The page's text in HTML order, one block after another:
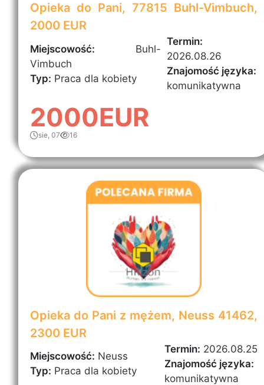
Opieka do Pani, 77815 Buhl-Vimbuch,
2000 EUR
Miejscowość:
Buhl-
Vimbuch
Typ: Praca dla kobiety
Termin:
2026.08.26
Znajomość języka:
komunikatywna
2000EUR
sie, 07 16
Opieka do Pani z mężem, Neuss 41462,
2300 EUR
Miejscowość: Neuss
Typ: Praca dla kobiety
Termin: 2026.08.25
Znajomość języka:
komunikatywna